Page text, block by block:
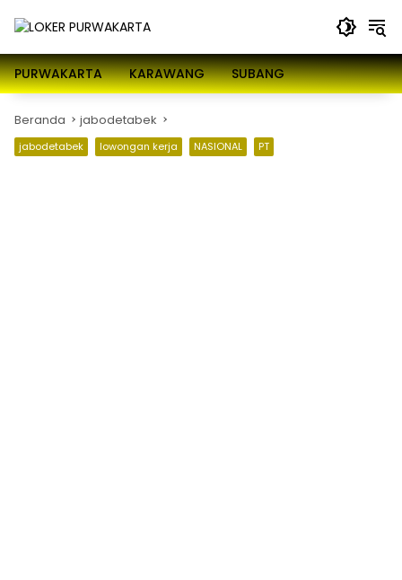
PURWAKARTA
KARAWANG SUBANG
Beranda jabodetabek
jabodetabek lowongan kerja NASIONAL PT